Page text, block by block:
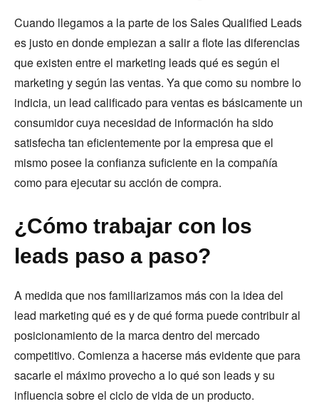
Cuando llegamos a la parte de los Sales Qualified Leads
es justo en donde empiezan a salir a flote las diferencias
que existen entre el marketing leads qué es según el
marketing y según las ventas. Ya que como su nombre lo
indicia, un lead calificado para ventas es básicamente un
consumidor cuya necesidad de información ha sido
satisfecha tan eficientemente por la empresa que el
mismo posee la confianza suficiente en la compañía
como para ejecutar su acción de compra.
¿Cómo trabajar con los
leads paso a paso?
A medida que nos familiarizamos más con la idea del
lead marketing qué es y de qué forma puede contribuir al
posicionamiento de la marca dentro del mercado
competitivo. Comienza a hacerse más evidente que para
sacarle el máximo provecho a lo qué son leads y su
influencia sobre el ciclo de vida de un producto.